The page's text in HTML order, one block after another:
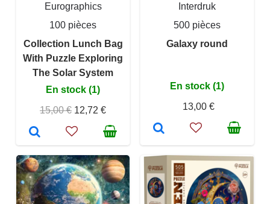
Eurographics
100 pièces
Collection Lunch Bag
With Puzzle Exploring
The Solar System
En stock (1)
15,00 € 12,72 €
Interdruk
500 pièces
Galaxy round
En stock (1)
13,00 €